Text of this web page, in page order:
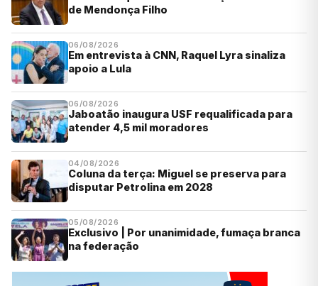
de Mendonça Filho
06/08/2026
Em entrevista à CNN, Raquel Lyra sinaliza
apoio a Lula
06/08/2026
Jaboatão inaugura USF requalificada para
atender 4,5 mil moradores
04/08/2026
Coluna da terça: Miguel se preserva para
disputar Petrolina em 2028
05/08/2026
Exclusivo | Por unanimidade, fumaça branca
na federação